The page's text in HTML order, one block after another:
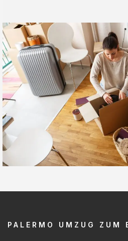
PALERMO UMZUG ZUM